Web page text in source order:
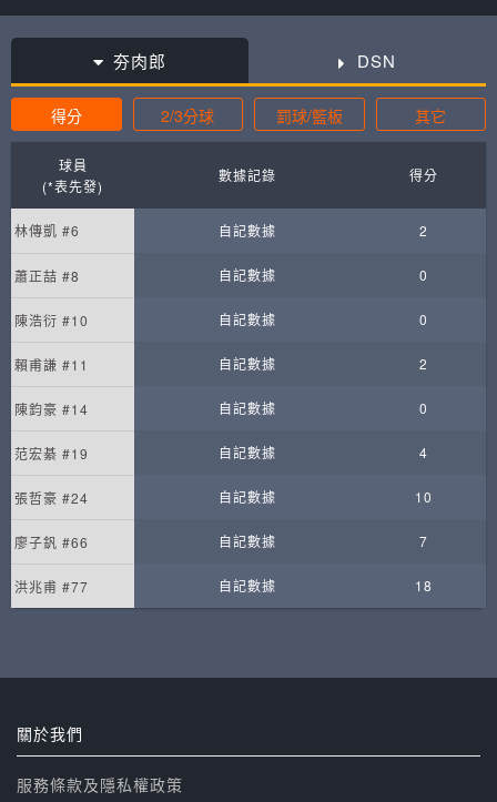
夯肉郎 DSN
得分 2/3分球 罰球/籃板 其它
球員
(*表先發)
數據記錄 得分
林傳凱 #6 自記數據 2
蕭正喆 #8 自記數據 0
陳浩衍 #10 自記數據 0
賴甫謙 #11 自記數據 2
陳鈞豪 #14 自記數據 0
范宏綦 #19 自記數據 4
張哲豪 #24 自記數據 10
廖子釩 #66 自記數據 7
洪兆甫 #77 自記數據 18
關於我們
服務條款及隱私權政策